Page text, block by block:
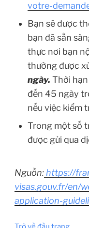
votre-
Bạn sẽ được
bạn đã sẵn
thực nơi bạn
thường được
ngày. Thời
đến 45 ngày
nếu việc kiểm
Trong một số
được gửi qua
Nguồn: https://
visas.gouv.fr/en/
application-